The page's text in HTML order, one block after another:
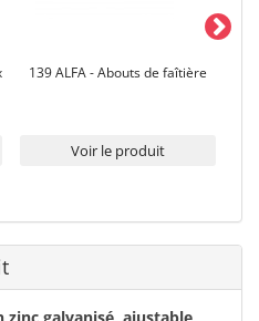
139 ALFA - Abouts de faîtière
Voir le produit
galvanisé, ajustable